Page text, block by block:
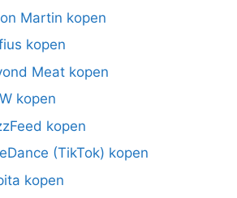
Martin kopen
kopen
Meat kopen
kopen
kopen
(TikTok) kopen
kopen